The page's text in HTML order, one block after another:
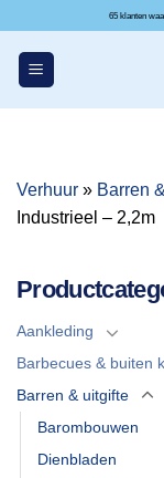
inhoud
Verhuur » Barren
Industrieel – 2,2m
Aankleding
Barbecues & buiten
Barren & uitgifte
Barombouwen
Dienbladen